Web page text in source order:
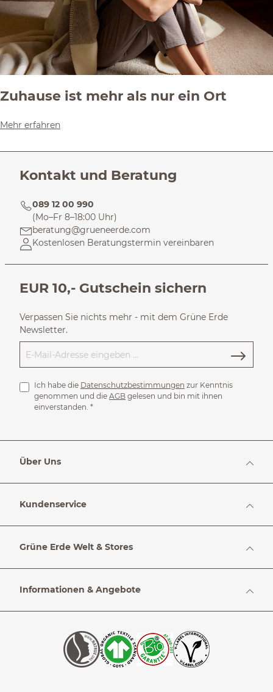
Zuhause ist mehr als nur ein Ort
Mehr erfahren
Kontakt und Beratung
089 12 00 990
(Mo–Fr 8–18:00 Uhr)
beratung@grueneerde.com
Kostenlosen Beratungstermin vereinbaren
EUR 10,- Gutschein sichern
Verpassen Sie nichts mehr - mit dem Grüne Erde
Newsletter.
Ich habe die Datenschutzbestimmungen zur Kenntnis
genommen und die AGB gelesen und bin mit ihnen
einverstanden. *
Über Uns
Kundenservice
Grüne Erde Welt & Stores
Informationen & Angebote